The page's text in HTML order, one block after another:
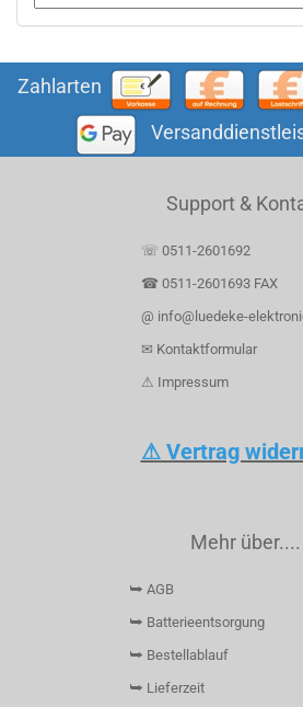
Zahlarten
Support &
☏ 0511-2601692
☎ 0511-2601693 FAX
@ info@luedeke-
✉ Kontaktformular
⚠ Impressum
⚠ Vertrag
Mehr über....
⮩ AGB
⮩ Batterieentsorgung
⮩ Bestellablauf
⮩ Lieferzeit